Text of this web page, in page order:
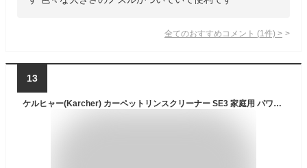
全てのおすすめコメント (1 件) >
13
ケルヒャー(Karcher) カーペットリンスクリーナー SE3 家庭用 パワフル吸引力 システムクリーニング機能 フィルター取り外し可能 簡単2セットアップ 50度まで給水可能 / 電動 電源コード式 スキマノズル付属 専用洗浄剤付属/車 ソファ カーペット マットレス ペット用品 ぬいぐるみ 染み抜き 1.081-532.0